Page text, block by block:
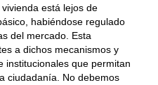
está lejos de
habiéndose regulado
del mercado. Esta
a dichos mecanismos y
institucionales que permitan
ciudadanía. No debemos